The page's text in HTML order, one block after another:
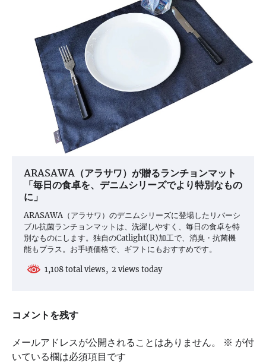
ARASAWA（アラサワ）が贈るランチョンマット
「毎日の食卓を、デニムシリーズでより特別なもの
に」
ARASAWA（アラサワ）のデニムシリーズに登場したリバーシ
ブル抗菌ランチョンマットは、洗濯しやすく、毎日の食卓を特
別なものにします。独自のCatlight(R)加工で、消臭・抗菌機
能もプラス。お手頃価格で、ギフトにもおすすめです。
1,108 total views, 2 views today
コメントを残す
メールアドレスが公開されることはありません。 ※ が付
いている欄は必須項目です